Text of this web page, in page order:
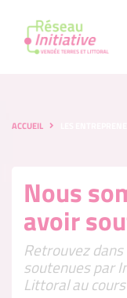
ACCUEIL
Nous
avoir
Retrouvez
soutenues par
Littoral au